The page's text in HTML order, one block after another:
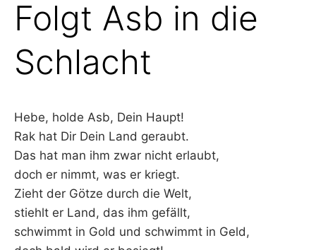
Folgt Asb in die
Schlacht
Hebe, holde Asb, Dein Haupt!
Rak hat Dir Dein Land geraubt.
Das hat man ihm zwar nicht erlaubt,
doch er nimmt, was er kriegt.
Zieht der Götze durch die Welt,
stiehlt er Land, das ihm gefällt,
schwimmt in Gold und schwimmt in Geld,